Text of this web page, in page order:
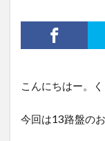
こんにちはー。く
今回は13路盤のお